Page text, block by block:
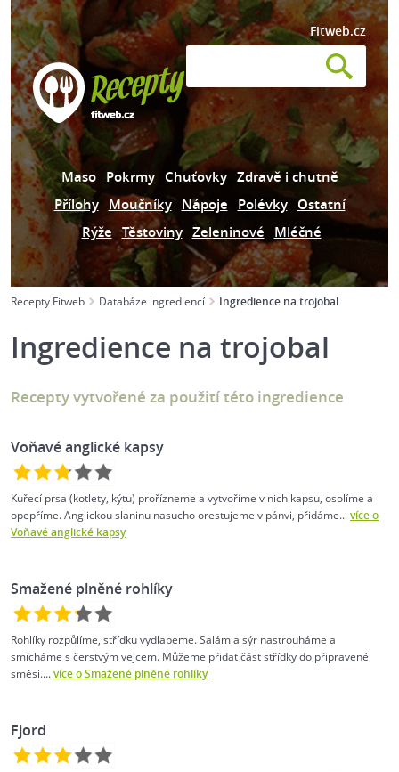
Fitweb.cz
Maso Pokrmy Chuťovky Zdravě i chutně
Přílohy Moučníky Nápoje Polévky Ostatní
Rýže Těstoviny Zeleninové Mléčné
Recepty Fitweb Databáze ingrediencí Ingredience na trojobal
Ingredience na trojobal
Recepty vytvořené za použití této ingredience
Voňavé anglické kapsy
Kuřecí prsa (kotlety, kýtu) prořízneme a vytvoříme v nich kapsu, osolíme a
opepříme. Anglickou slaninu nasucho orestujeme v pánvi, přidáme...více o
Voňavé anglické kapsy
Smažené plněné rohlíky
Rohlíky rozpůlíme, střídku vydlabeme. Salám a sýr nastrouháme a
smícháme s čerstvým vejcem. Můžeme přidat část střídky do připravené
směsi....více o Smažené plněné rohlíky
Fjord